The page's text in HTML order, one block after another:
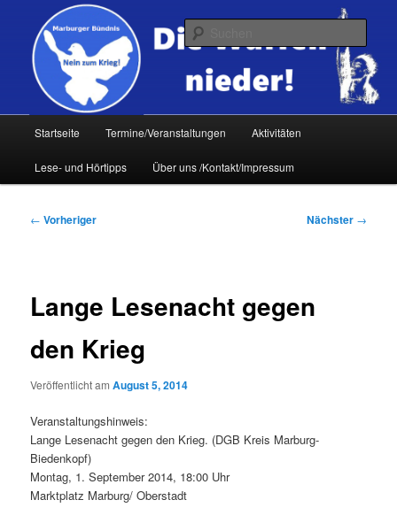
primären
springen
Startseite Termine/Veranstaltungen Aktivitäten
Lese- und Hörtipps Über uns /Kontakt/Impressum
Beitragsnavigation
← Vorheriger Nächster →
Lange Lesenacht gegen
den Krieg
Veröffentlicht amAugust 5, 2014
Veranstaltungshinweis:
Lange Lesenacht gegen den Krieg. (DGB Kreis Marburg-
Biedenkopf)
Montag, 1. September 2014, 18:00 Uhr
Marktplatz Marburg/ Oberstadt